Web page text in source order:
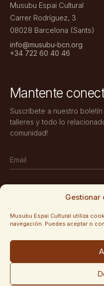
Gestionar
Musubu Espai Cultural utiliza
navegación. Puedes aceptar o
Musubu Espai Cultural
Carrer Rodríguez, 3
08028 Barcelona (Sants)
info@musubu-bcn.org
+34 722 60 40 46
Mantente
Suscríbete a nuestro
talleres y todo lo
comunidad!
SÍGUENOS